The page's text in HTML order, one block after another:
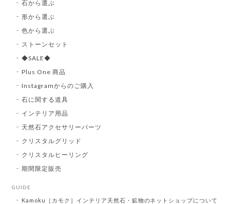
石から選ぶ
形から選ぶ
色から選ぶ
ストーンセット
◆SALE◆
Plus One 商品
Instagramからのご購入
石に関する道具
インテリア用品
天然石アクセサリーパーツ
クリスタルグリッド
クリスタルヒーリング
期間限定販売
GUIDE
Kamoku［カモク］インテリア天然石・鉱物のネットショップについて